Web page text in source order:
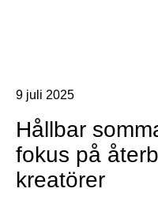
9 juli 2025
Hållbar
fokus på
kreatörer